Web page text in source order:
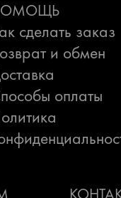
сделать заказ
и обмен
оплаты